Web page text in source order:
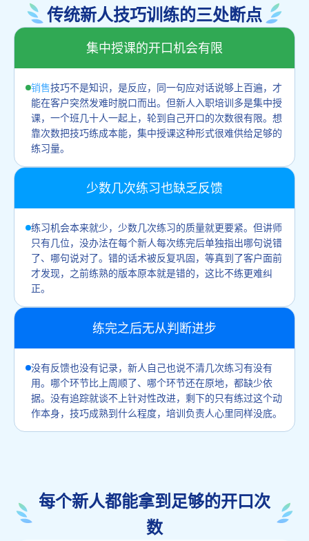
传统新人技巧训练的三处断点
集中授课的开口机会有限
销售技巧不是知识，是反应，同一句应对话说够上百遍，才
能在客户突然发难时脱口而出。但新人入职培训多是集中授
课，一个班几十人一起上，轮到自己开口的次数很有限。想
靠次数把技巧练成本能，集中授课这种形式很难供给足够的
练习量。
少数几次练习也缺乏反馈
练习机会本来就少，少数几次练习的质量就更要紧。但讲师
只有几位，没办法在每个新人每次练完后单独指出哪句说错
了、哪句说对了。错的话术被反复巩固，等真到了客户面前
才发现，之前练熟的版本原本就是错的，这比不练更难纠
正。
练完之后无从判断进步
没有反馈也没有记录，新人自己也说不清几次练习有没有
用。哪个环节比上周顺了、哪个环节还在原地，都缺少依
据。没有追踪就谈不上针对性改进，剩下的只有练过这个动
作本身，技巧成熟到什么程度，培训负责人心里同样没底。
每个新人都能拿到足够的开口次
数